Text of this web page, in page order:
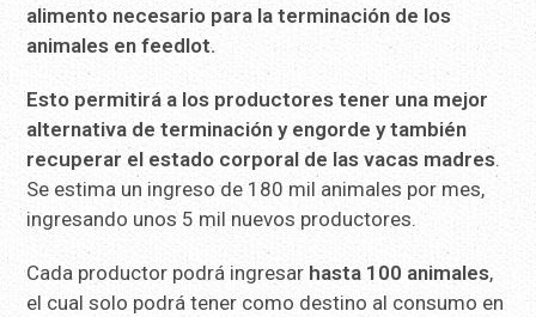
alimento necesario para la terminación de los
animales en feedlot.
Esto permitirá a los productores tener una mejor
alternativa de terminación y engorde y también
recuperar el estado corporal de las vacas madres.
Se estima un ingreso de 180 mil animales por mes,
ingresando unos 5 mil nuevos productores.
Cada productor podrá ingresar hasta 100 animales,
el cual solo podrá tener como destino al consumo en